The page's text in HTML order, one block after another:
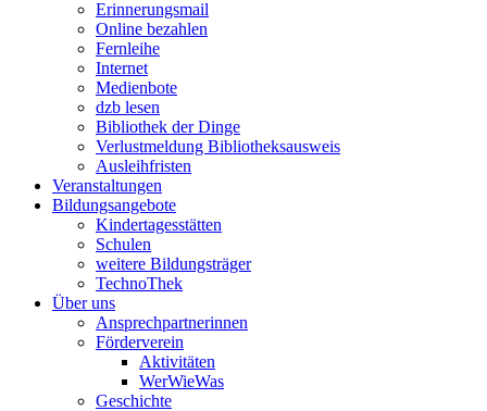
Erinnerungsmail
Online bezahlen
Fernleihe
Internet
Medienbote
dzb lesen
Bibliothek der Dinge
Verlustmeldung Bibliotheksausweis
Ausleihfristen
Veranstaltungen
Bildungsangebote
Kindertagesstätten
Schulen
weitere Bildungsträger
TechnoThek
Über uns
Ansprechpartnerinnen
Förderverein
Aktivitäten
WerWieWas
Geschichte